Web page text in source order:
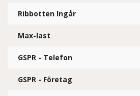
Ribbotten Ingår
Max-last
GSPR - Telefon
GSPR - Företag